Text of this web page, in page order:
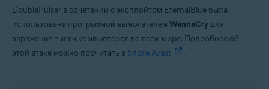
DoublePulsar в сочетании с эксплойтом EternalBlue была
использована программой-вымогателем WannaCryдля
заражения тысяч компьютеров во всем мире. Подробнее об
этой атаке можно прочитать в блоге Avast .